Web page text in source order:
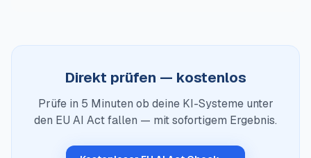
Direkt prüfen — kostenlos
Prüfe in 5 Minuten ob deine KI-Systeme unter
den EU AI Act fallen — mit sofortigem Ergebnis.